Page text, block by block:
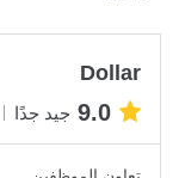
Dollar
9.0 جيد جدًا